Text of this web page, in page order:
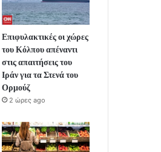
Επιφυλακτικές οι χώρες
του Κόλπου απέναντι
στις απαιτήσεις του
Ιράν για τα Στενά του
Ορμούζ
2 ώρες ago